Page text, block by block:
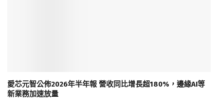
愛芯元智公佈2026年半年報 營收同比增長超180%，邊緣AI等
新業務加速放量